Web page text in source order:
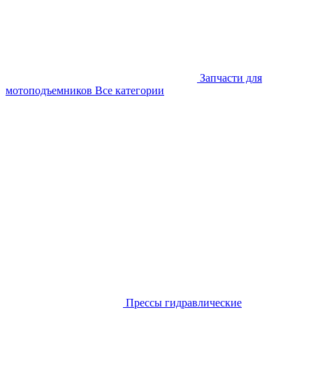
Запчасти для
мотоподъемников Все категории
Прессы гидравлические